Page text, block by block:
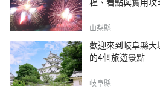
山梨縣
歡迎來到岐阜縣
的4個旅遊景點
岐阜縣